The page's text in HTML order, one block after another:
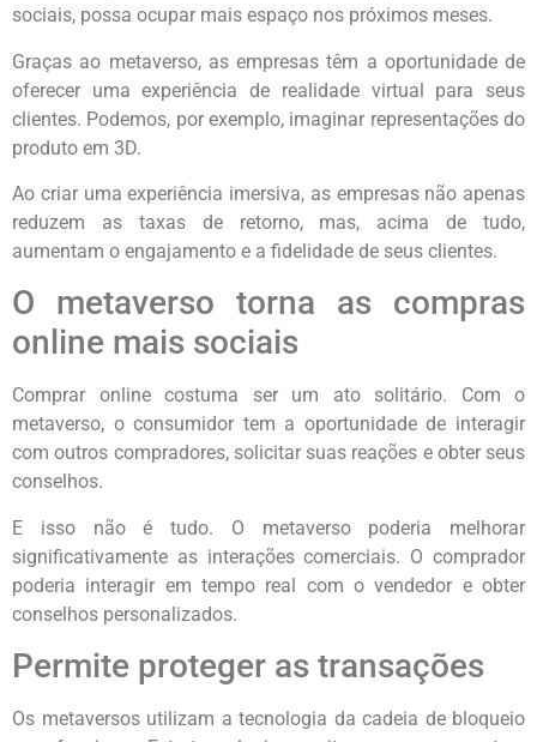
sociais, possa ocupar mais espaço nos próximos meses.
Graças ao metaverso, as empresas têm a oportunidade de
oferecer uma experiência de realidade virtual para seus
clientes. Podemos, por exemplo, imaginar representações do
produto em 3D.
Ao criar uma experiência imersiva, as empresas não apenas
reduzem as taxas de retorno, mas, acima de tudo,
aumentam o engajamento e a fidelidade de seus clientes.
O metaverso torna as compras
online mais sociais
Comprar online costuma ser um ato solitário. Com o
metaverso, o consumidor tem a oportunidade de interagir
com outros compradores, solicitar suas reações e obter seus
conselhos.
E isso não é tudo. O metaverso poderia melhorar
significativamente as interações comerciais. O comprador
poderia interagir em tempo real com o vendedor e obter
conselhos personalizados.
Permite proteger as transações
Os metaversos utilizam a tecnologia da cadeia de bloqueio